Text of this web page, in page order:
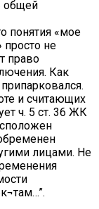
общей
понятия «мое
не
право
Как
припарковался.
и считающих
ч. 5 ст. 36 ЖК
лицами. Не